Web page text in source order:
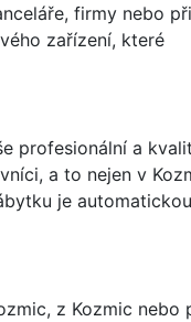
firmy nebo při
zařízení, které
profesionální a
a to nejen v
je automatickou
z Kozmic nebo